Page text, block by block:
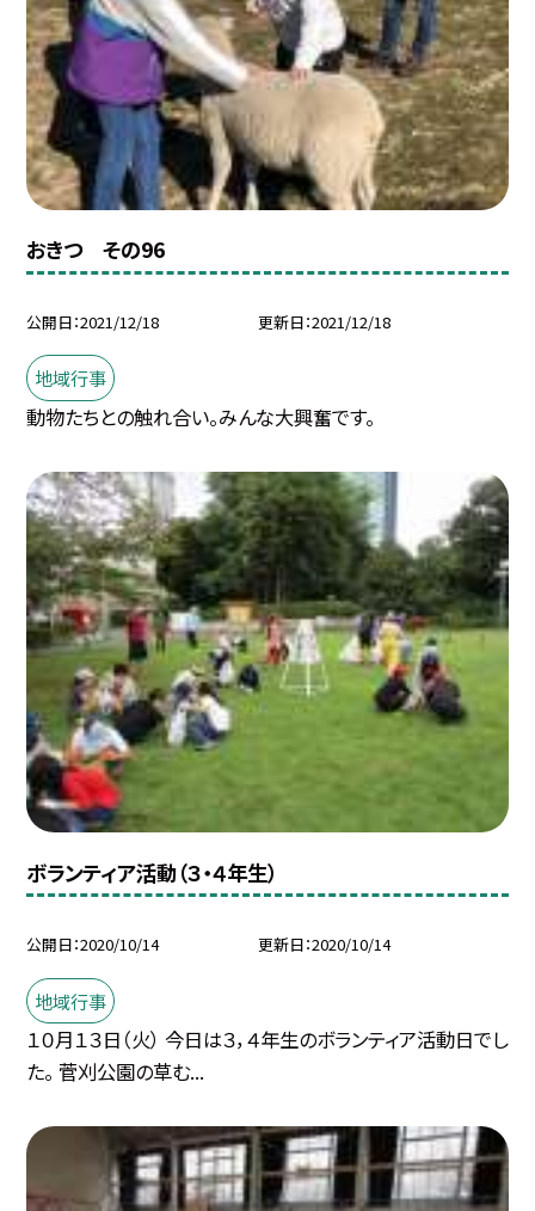
おきつ その96
公開日 2021/12/18 更新日 2021/12/18
地域行事
動物たちとの触れ合い。みんな大興奮です。
ボランティア活動（３・４年生）
公開日 2020/10/14 更新日 2020/10/14
地域行事
１０月１３日（火） 今日は３，４年生のボランティア活動日でし
た。 菅刈公園の草む...